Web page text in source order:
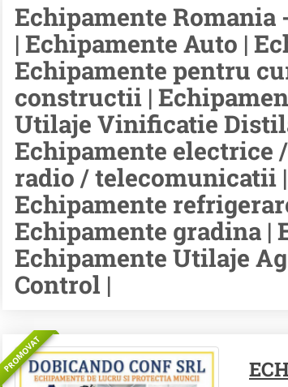
Echipamente Romania
| Echipamente Auto |
Echipamente pentru
constructii |
Utilaje Vinificatie
Echipamente electrice
radio / telecomunicatii
Echipamente
Echipamente gradina |
Echipamente Utilaje
Control |
PROMOVAT